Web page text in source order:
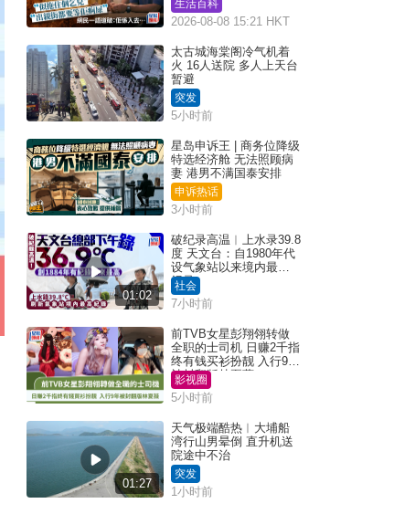
语道破
生活百科
2026-08-08 15:21 HKT
太古城海棠阁冷气机着
火 16人送院 多人上天台
暂避
突发
5小时前
星岛申诉王 | 商务位降级
特选经济舱 无法照顾病
妻 港男不满国泰安排
申诉热话
3小时前
01:02
破纪录高温︱上水录39.8
度 天文台：自1980年代
设气象站以来境内最高
纪录
社会
7小时前
前TVB女星彭翔翎转做
全职的士司机 日赚2千指
终有钱买衫扮靓 入行9年
被封翻版林夏薇
影视圈
5小时前
01:27
天气极端酷热︱大埔船
湾行山男晕倒 直升机送
院途中不治
突发
1小时前